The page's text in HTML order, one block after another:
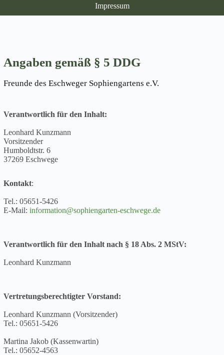
Impressum
Angaben gemäß § 5 DDG
Freunde des Eschweger Sophiengartens e.V.
Verantwortlich für den Inhalt:
Leonhard Kunzmann
Vorsitzender
Humboldtstr. 6
37269 Eschwege
Kontakt:
Tel.: 05651-5426
E-Mail:information@sophiengarten-eschwege.de
Verantwortlich für den Inhalt nach § 18 Abs. 2 MStV:
Leonhard Kunzmann
Vertretungsberechtigter Vorstand:
Leonhard Kunzmann (Vorsitzender)
Tel.: 05651-5426
Martina Jakob (Kassenwartin)
Tel.: 05652-4563